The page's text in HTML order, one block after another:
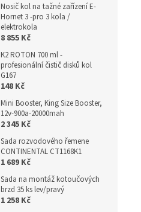
Nosič kol na tažné zařízení E-
Hornet 3 -pro 3 kola /
elektrokola
8 855 Kč
K2 ROTON 700 ml -
profesionální čistič disků kol
G167
148 Kč
Mini Booster, King Size Booster,
12v-900a-20000mah
2 345 Kč
Sada rozvodového řemene
CONTINENTAL CT1168K1
1 689 Kč
Sada na montáž kotoučových
brzd 35 ks lev/pravý
1 258 Kč